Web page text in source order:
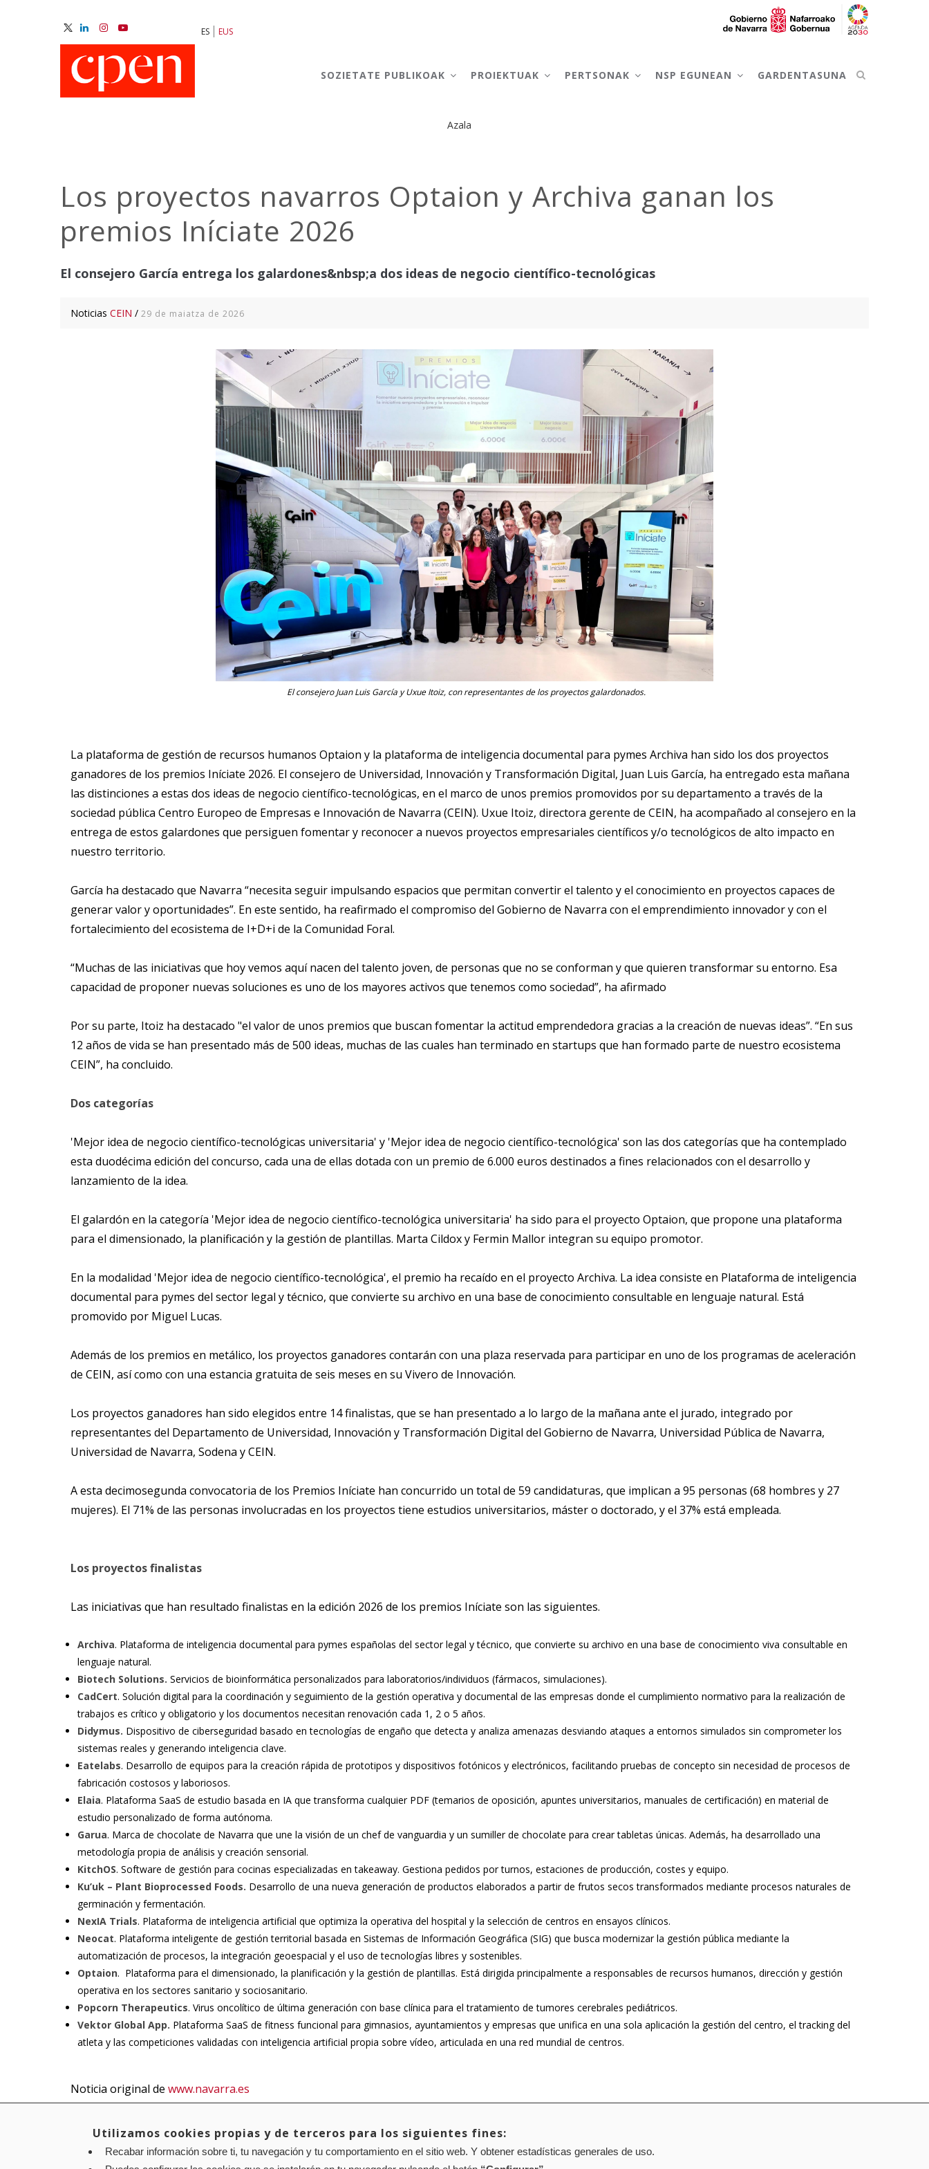
ES EUS
NAVIGATION
SOZIETATE PUBLIKOAK PROIEKTUAK PERTSONAK NSP EGUNEAN GARDENTASUNA
Azala
Los proyectos navarros Optaion y Archiva ganan los
premios Iníciate 2026
El consejero García entrega los galardones&nbsp;a dos ideas de negocio científico-tecnológicas
Noticias CEIN / 29 de maiatza de 2026
El consejero Juan Luis García y Uxue Itoiz, con representantes de los proyectos galardonados.
La plataforma de gestión de recursos humanos Optaion y la plataforma de inteligencia documental para pymes Archiva han sido los dos proyectos
ganadores de los premios Iníciate 2026. El consejero de Universidad, Innovación y Transformación Digital, Juan Luis García, ha entregado esta mañana
las distinciones a estas dos ideas de negocio científico-tecnológicas, en el marco de unos premios promovidos por su departamento a través de la
sociedad pública Centro Europeo de Empresas e Innovación de Navarra (CEIN). Uxue Itoiz, directora gerente de CEIN, ha acompañado al consejero en la
entrega de estos galardones que persiguen fomentar y reconocer a nuevos proyectos empresariales científicos y/o tecnológicos de alto impacto en
nuestro territorio.
García ha destacado que Navarra “necesita seguir impulsando espacios que permitan convertir el talento y el conocimiento en proyectos capaces de
generar valor y oportunidades”. En este sentido, ha reafirmado el compromiso del Gobierno de Navarra con el emprendimiento innovador y con el
fortalecimiento del ecosistema de I+D+i de la Comunidad Foral.
“Muchas de las iniciativas que hoy vemos aquí nacen del talento joven, de personas que no se conforman y que quieren transformar su entorno. Esa
capacidad de proponer nuevas soluciones es uno de los mayores activos que tenemos como sociedad”, ha afirmado
Por su parte, Itoiz ha destacado "el valor de unos premios que buscan fomentar la actitud emprendedora gracias a la creación de nuevas ideas”. “En sus
12 años de vida se han presentado más de 500 ideas, muchas de las cuales han terminado en startups que han formado parte de nuestro ecosistema
CEIN”, ha concluido.
Dos categorías
'Mejor idea de negocio científico-tecnológicas universitaria' y 'Mejor idea de negocio científico-tecnológica' son las dos categorías que ha contemplado
esta duodécima edición del concurso, cada una de ellas dotada con un premio de 6.000 euros destinados a fines relacionados con el desarrollo y
lanzamiento de la idea.
El galardón en la categoría 'Mejor idea de negocio científico-tecnológica universitaria' ha sido para el proyecto Optaion, que propone una plataforma
para el dimensionado, la planificación y la gestión de plantillas. Marta Cildox y Fermin Mallor integran su equipo promotor.
En la modalidad 'Mejor idea de negocio científico-tecnológica', el premio ha recaído en el proyecto Archiva. La idea consiste en Plataforma de inteligencia
documental para pymes del sector legal y técnico, que convierte su archivo en una base de conocimiento consultable en lenguaje natural. Está
promovido por Miguel Lucas.
Además de los premios en metálico, los proyectos ganadores contarán con una plaza reservada para participar en uno de los programas de aceleración
de CEIN, así como con una estancia gratuita de seis meses en su Vivero de Innovación.
Los proyectos ganadores han sido elegidos entre 14 finalistas, que se han presentado a lo largo de la mañana ante el jurado, integrado por
representantes del Departamento de Universidad, Innovación y Transformación Digital del Gobierno de Navarra, Universidad Pública de Navarra,
Universidad de Navarra, Sodena y CEIN.
A esta decimosegunda convocatoria de los Premios Iníciate han concurrido un total de 59 candidaturas, que implican a 95 personas (68 hombres y 27
mujeres). El 71% de las personas involucradas en los proyectos tiene estudios universitarios, máster o doctorado, y el 37% está empleada.
Los proyectos finalistas
Las iniciativas que han resultado finalistas en la edición 2026 de los premios Iníciate son las siguientes.
Archiva. Plataforma de inteligencia documental para pymes españolas del sector legal y técnico, que convierte su archivo en una base de conocimiento viva consultable en
lenguaje natural.
Biotech Solutions. Servicios de bioinformática personalizados para laboratorios/individuos (fármacos, simulaciones).
CadCert. Solución digital para la coordinación y seguimiento de la gestión operativa y documental de las empresas donde el cumplimiento normativo para la realización de
trabajos es crítico y obligatorio y los documentos necesitan renovación cada 1, 2 o 5 años.
Didymus. Dispositivo de ciberseguridad basado en tecnologías de engaño que detecta y analiza amenazas desviando ataques a entornos simulados sin comprometer los
sistemas reales y generando inteligencia clave.
Eatelabs. Desarrollo de equipos para la creación rápida de prototipos y dispositivos fotónicos y electrónicos, facilitando pruebas de concepto sin necesidad de procesos de
fabricación costosos y laboriosos.
Elaia. Plataforma SaaS de estudio basada en IA que transforma cualquier PDF (temarios de oposición, apuntes universitarios, manuales de certificación) en material de
estudio personalizado de forma autónoma.
Garua. Marca de chocolate de Navarra que une la visión de un chef de vanguardia y un sumiller de chocolate para crear tabletas únicas. Además, ha desarrollado una
metodología propia de análisis y creación sensorial.
KitchOS. Software de gestión para cocinas especializadas en takeaway. Gestiona pedidos por turnos, estaciones de producción, costes y equipo.
Ku’uk – Plant Bioprocessed Foods. Desarrollo de una nueva generación de productos elaborados a partir de frutos secos transformados mediante procesos naturales de
germinación y fermentación.
NexIA Trials. Plataforma de inteligencia artificial que optimiza la operativa del hospital y la selección de centros en ensayos clínicos.
Neocat. Plataforma inteligente de gestión territorial basada en Sistemas de Información Geográfica (SIG) que busca modernizar la gestión pública mediante la
automatización de procesos, la integración geoespacial y el uso de tecnologías libres y sostenibles.
Optaion. Plataforma para el dimensionado, la planificación y la gestión de plantillas. Está dirigida principalmente a responsables de recursos humanos, dirección y gestión
operativa en los sectores sanitario y sociosanitario.
Popcorn Therapeutics. Virus oncolítico de última generación con base clínica para el tratamiento de tumores cerebrales pediátricos.
Vektor Global App. Plataforma SaaS de fitness funcional para gimnasios, ayuntamientos y empresas que unifica en una sola aplicación la gestión del centro, el tracking del
atleta y las competiciones validadas con inteligencia artificial propia sobre vídeo, articulada en una red mundial de centros.
Noticia original de www.navarra.es
Aviso legal Política de privacidad Política de cookies Mapa web Configuración de cookies
Utilizamos cookies propias y de terceros para los siguientes fines:
Recabar información sobre ti, tu navegación y tu comportamiento en el sitio web. Y obtener estadísticas generales de uso.